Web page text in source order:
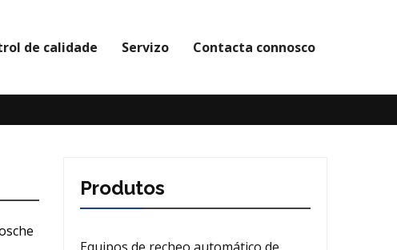
de calidade Servizo Contacta connosco
Produtos